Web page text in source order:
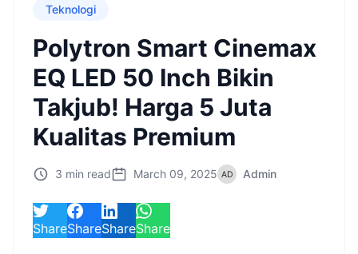
Teknologi
Polytron Smart Cinemax
EQ LED 50 Inch Bikin
Takjub! Harga 5 Juta
Kualitas Premium
3 min read March 09, 2025 Admin
ShareShareShareShare